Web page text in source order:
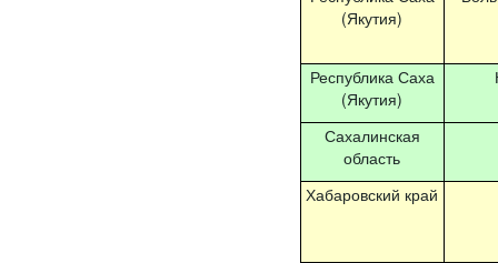
(Якутия)
Республика Саха
(Якутия)
Сахалинская
область
Хабаровский край